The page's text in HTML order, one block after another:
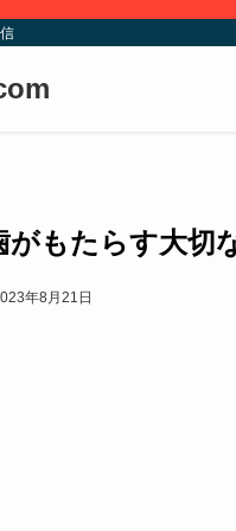
がもたらす大切
年8月21日